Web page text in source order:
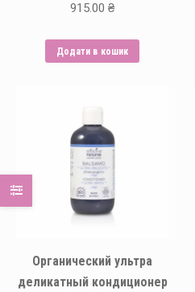
915.00 ₴
Додати в кошик
Органический ультра
деликатный кондиционер